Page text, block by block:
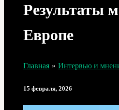
Результаты
Европе
Главная Интервью и
15 февраля, 2026